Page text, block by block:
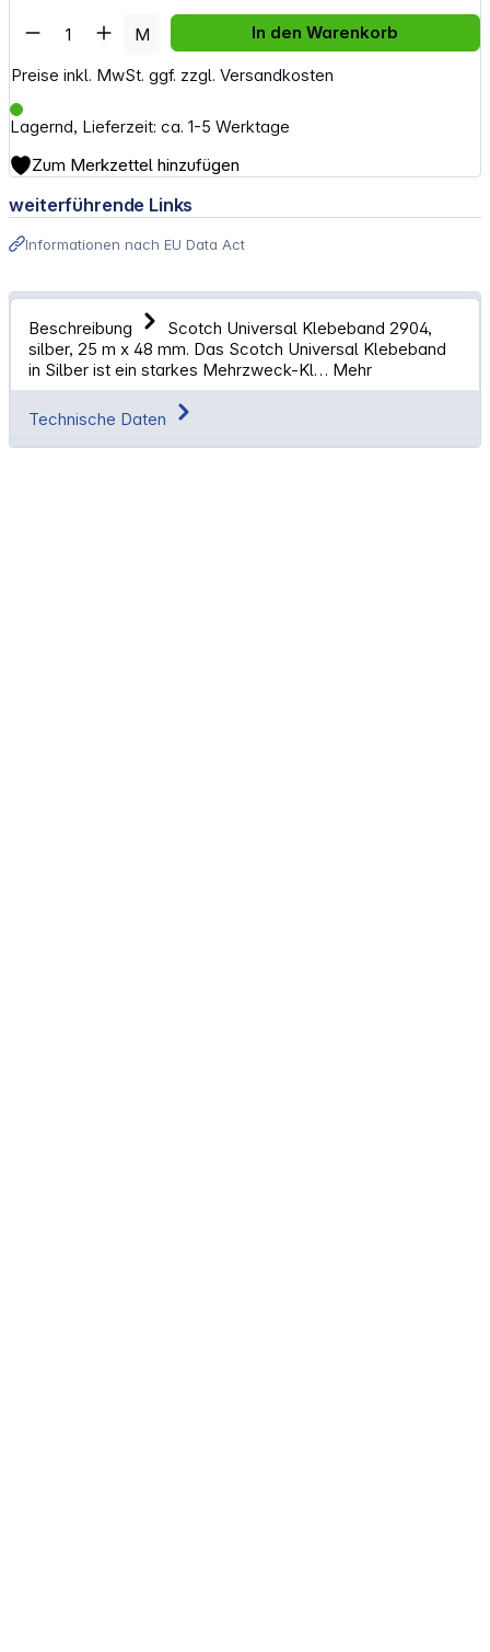
Preise inkl. MwSt. ggf. zzgl. Versandkosten
Lagernd, Lieferzeit: ca. 1-5 Werktage
Artikel Anzahl: Gib den gewünschten
M In den Warenkorb
Zum Merkzettel hinzufügen
weiterführende Links
Informationen nach EU Data Act
Beschreibung
Scotch Universal Klebeband 2904,
silber, 25 m x 48 mm. Das Scotch Universal Klebeband
in Silber ist ein starkes Mehrzweck-Kl… Mehr
Technische Daten